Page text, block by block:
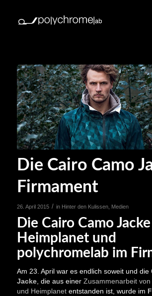
Die Cairo Camo
Firmament
26. April 2015 / in Hinter den Kulissen, Medien
Die Cairo Camo
Heimplanet und
polychromelab im
Am 23. April war es endlich soweit und die
Jacke, die aus einer Zusammenarbeit
und Heimplanetentstanden ist, wurde im